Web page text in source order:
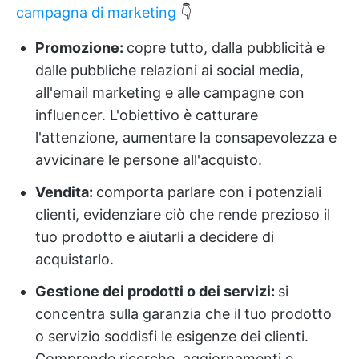
campagna di marketing 👇
Promozione: copre tutto, dalla pubblicità e
dalle pubbliche relazioni ai social media,
all'email marketing e alle campagne con
influencer. L'obiettivo è catturare
l'attenzione, aumentare la consapevolezza e
avvicinare le persone all'acquisto.
Vendita: comporta parlare con i potenziali
clienti, evidenziare ciò che rende prezioso il
tuo prodotto e aiutarli a decidere di
acquistarlo.
Gestione dei prodotti o dei servizi: si
concentra sulla garanzia che il tuo prodotto
o servizio soddisfi le esigenze dei clienti.